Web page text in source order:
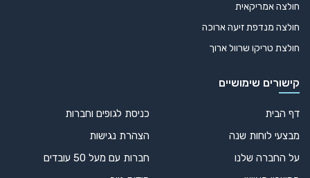
חולצה אמריקאית
חולצה מנדפת זיעה ארוכה
חולצת טריקו שרוול ארוך
קישורים שימושיים
דף הבית
מבצעי לוחות שנה
על החברה שלנו
כניסת לגופים וחברות
הצהרת נגישות
חברות עם מעל 50 עובדים